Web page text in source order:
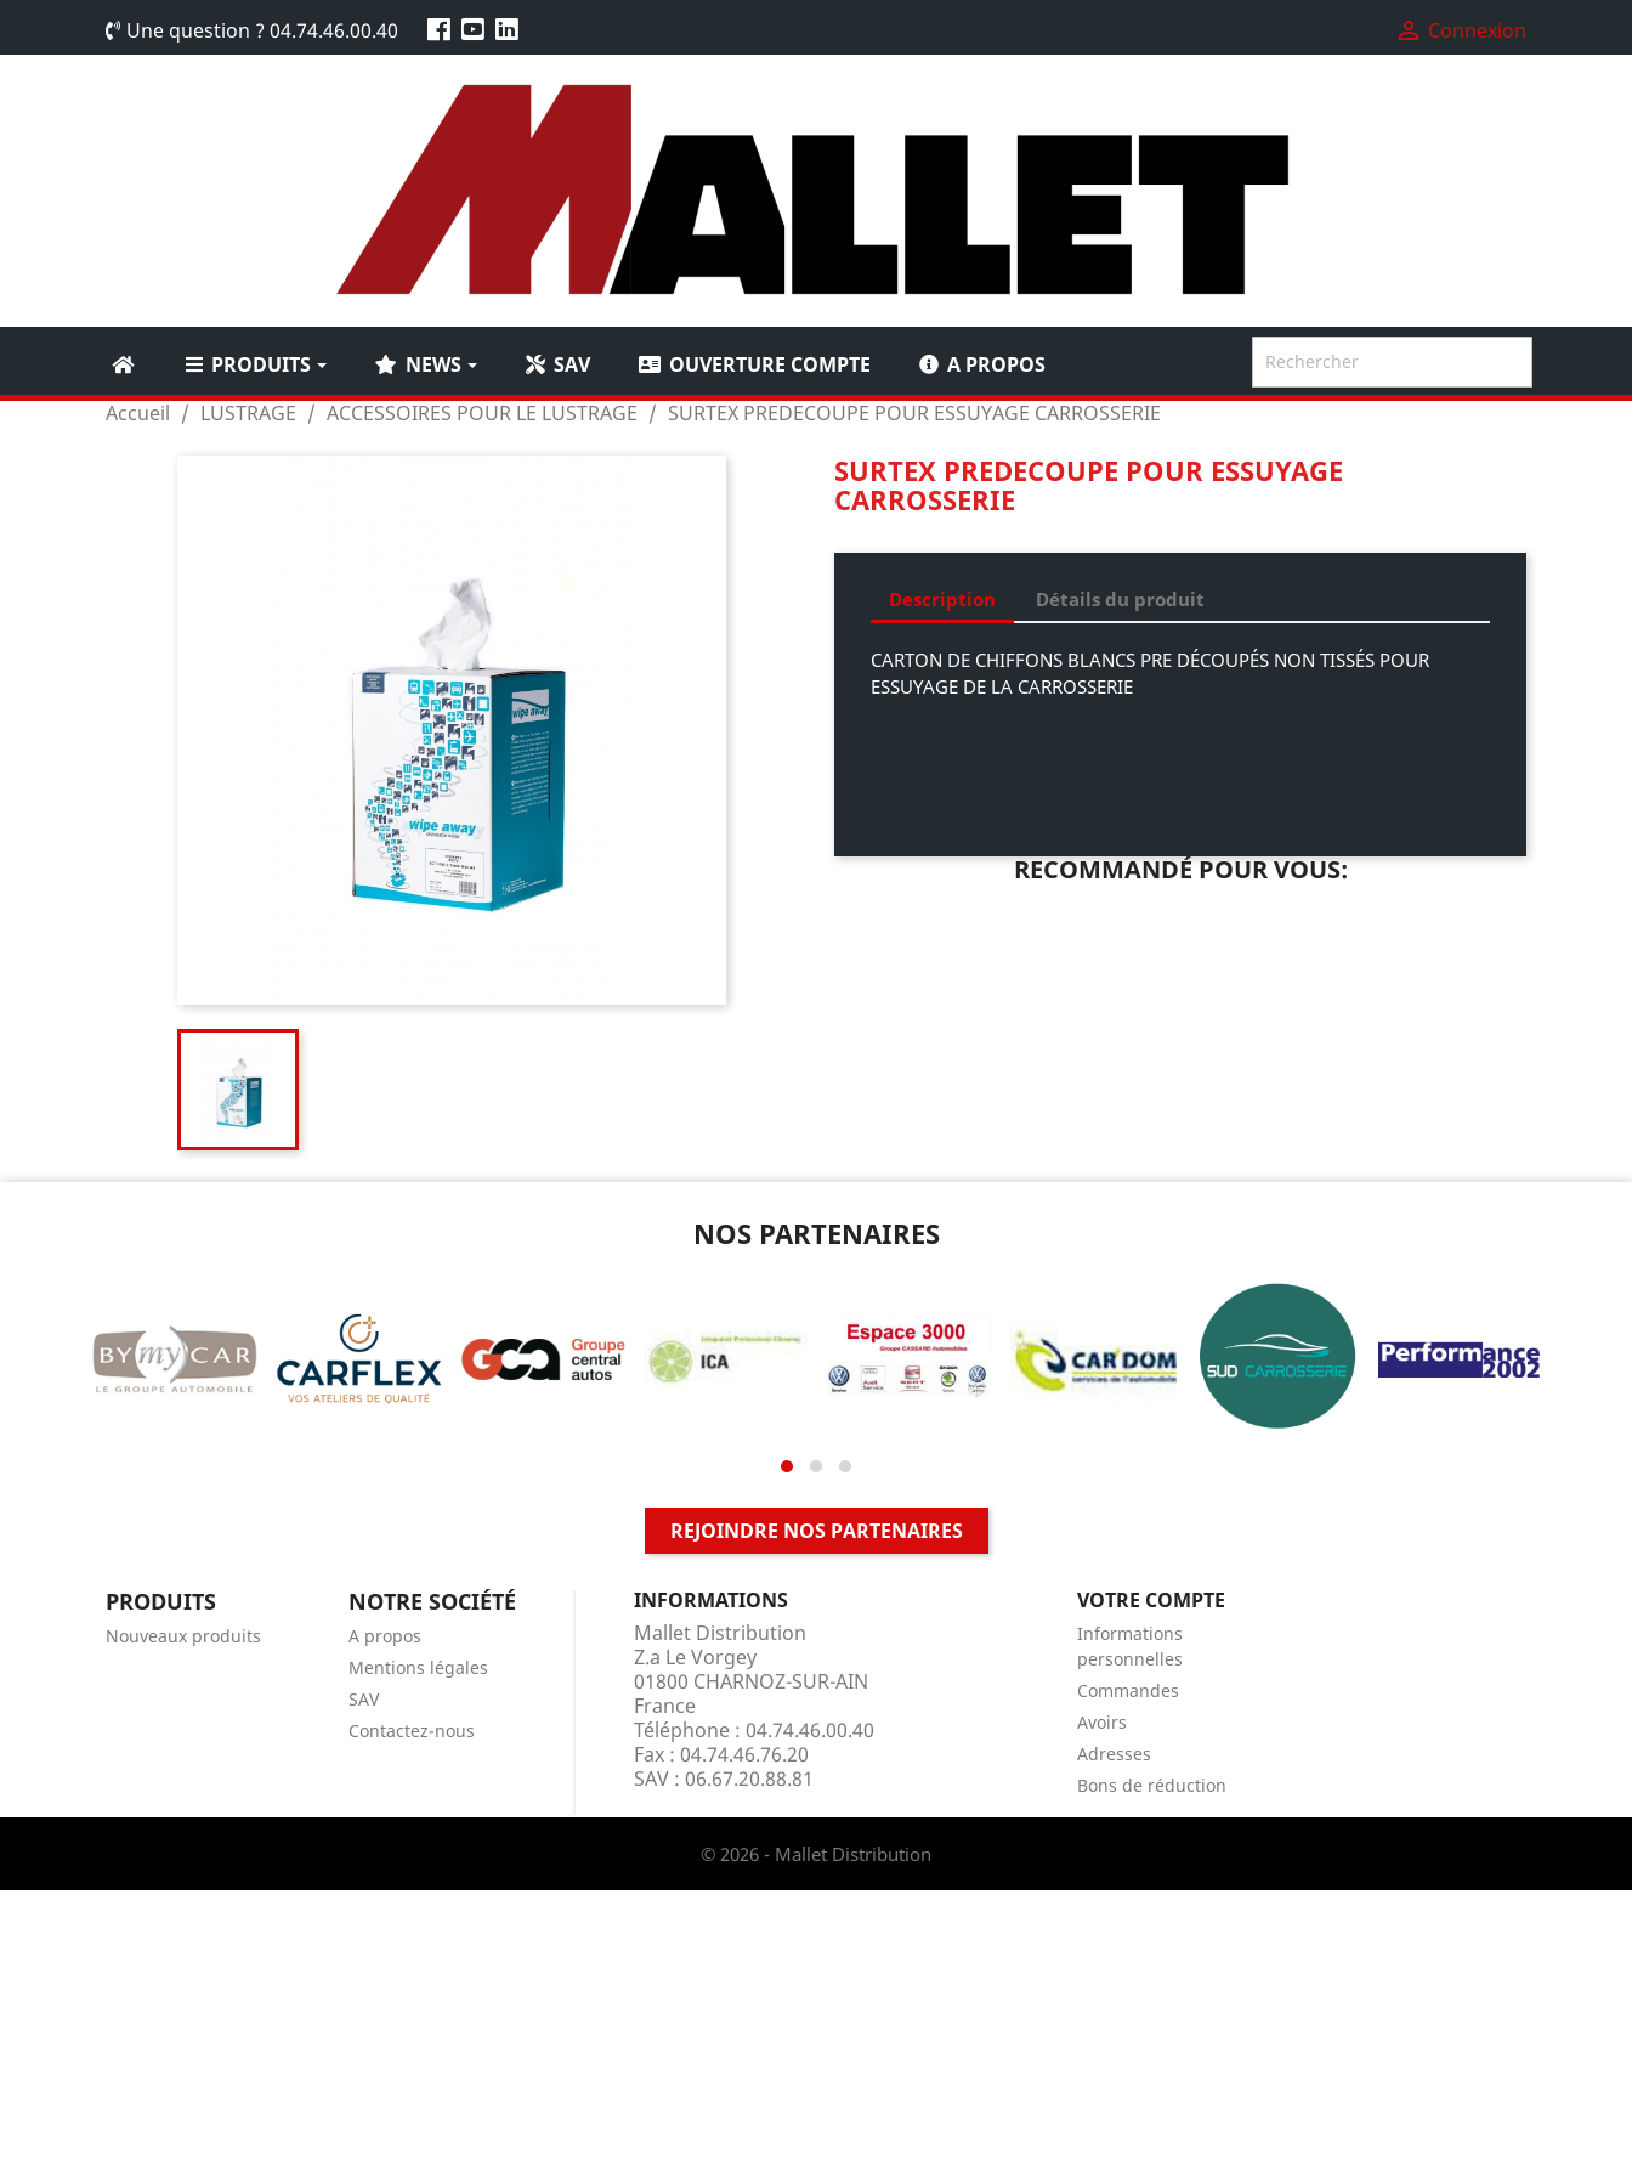
Une question ? 04.74.46.00.40  Connexion
PRODUITS NEWS SAV OUVERTURE COMPTE A PROPOS
Accueil LUSTRAGE ACCESSOIRES POUR LE LUSTRAGE SURTEX PREDECOUPE POUR ESSUYAGE CARROSSERIE
SURTEX PREDECOUPE POUR ESSUYAGE
CARROSSERIE
Description Détails du produit
CARTON DE CHIFFONS BLANCS PRE DÉCOUPÉS NON TISSÉS POUR
ESSUYAGE DE LA CARROSSERIE
RECOMMANDÉ POUR VOUS:
NOS PARTENAIRES
REJOINDRE NOS PARTENAIRES
PRODUITS
Nouveaux produits
NOTRE SOCIÉTÉ
A propos
Mentions légales
SAV
Contactez-nous
INFORMATIONS
Mallet Distribution
Z.a Le Vorgey
01800 CHARNOZ-SUR-AIN
France
Téléphone : 04.74.46.00.40
Fax : 04.74.46.76.20
SAV : 06.67.20.88.81
VOTRE COMPTE
Informations
personnelles
Commandes
Avoirs
Adresses
Bons de réduction
© 2026 - Mallet Distribution